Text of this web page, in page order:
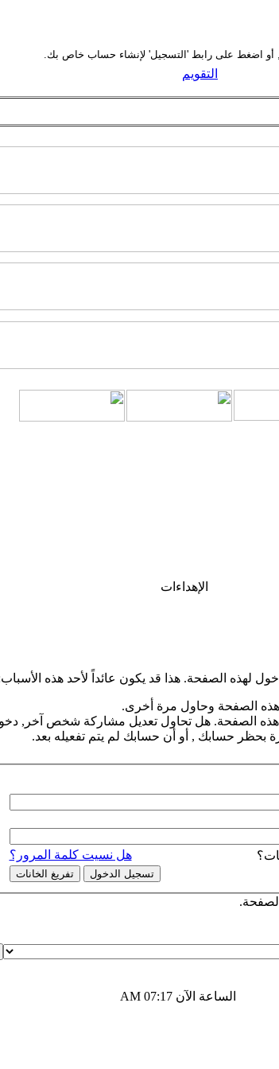
التقويم
الإهداءات
لهذه الصفحة. هذا قد يكون عائداً لأحد هذه
هذه الصفحة وحاول مرة أخرى.
هذه الصفحة. هل تحاول تعديل مشاركة شخص آخر,
بحظر حسابك , أو أن حسابك لم يتم تفعيله بعد.
هل نسيت كلمة المرور؟
الساعة الآن 07:17 AM